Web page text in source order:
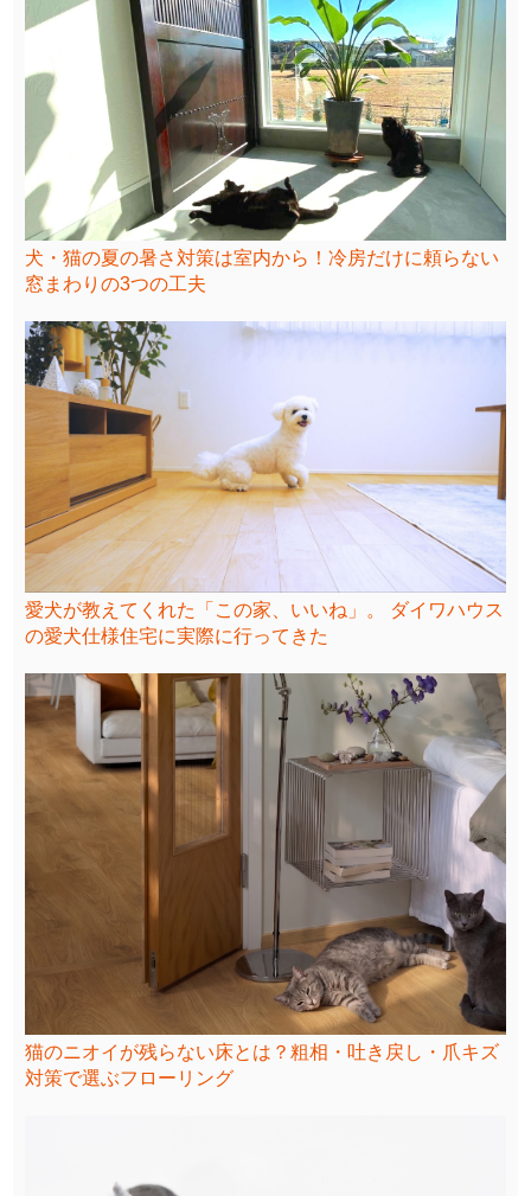
犬・猫の夏の暑さ対策は室内から！冷房だけに頼らない
窓まわりの3つの工夫
愛犬が教えてくれた「この家、いいね」。 ダイワハウス
の愛犬仕様住宅に実際に行ってきた
猫のニオイが残らない床とは？粗相・吐き戻し・爪キズ
対策で選ぶフローリング